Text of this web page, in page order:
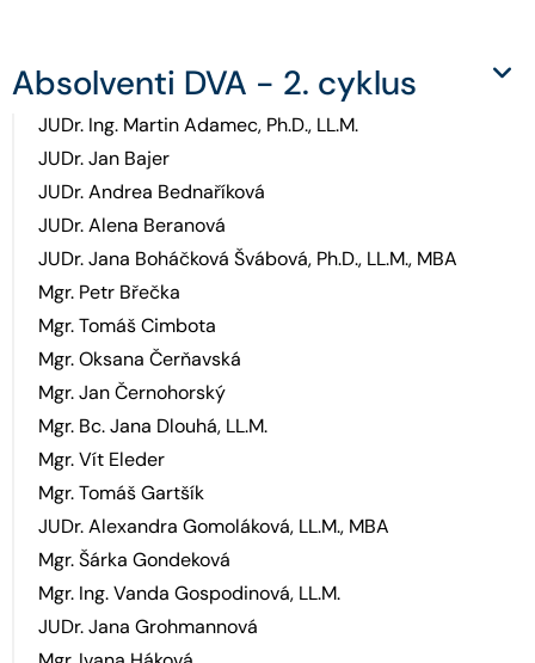
Absolventi DVA - 2. cyklus
JUDr. Ing. Martin Adamec, Ph.D., LL.M.
JUDr. Jan Bajer
JUDr. Andrea Bednaříková
JUDr. Alena Beranová
JUDr. Jana Boháčková Švábová, Ph.D., LL.M., MBA
Mgr. Petr Břečka
Mgr. Tomáš Cimbota
Mgr. Oksana Čerňavská
Mgr. Jan Černohorský
Mgr. Bc. Jana Dlouhá, LL.M.
Mgr. Vít Eleder
Mgr. Tomáš Gartšík
JUDr. Alexandra Gomoláková, LL.M., MBA
Mgr. Šárka Gondeková
Mgr. Ing. Vanda Gospodinová, LL.M.
JUDr. Jana Grohmannová